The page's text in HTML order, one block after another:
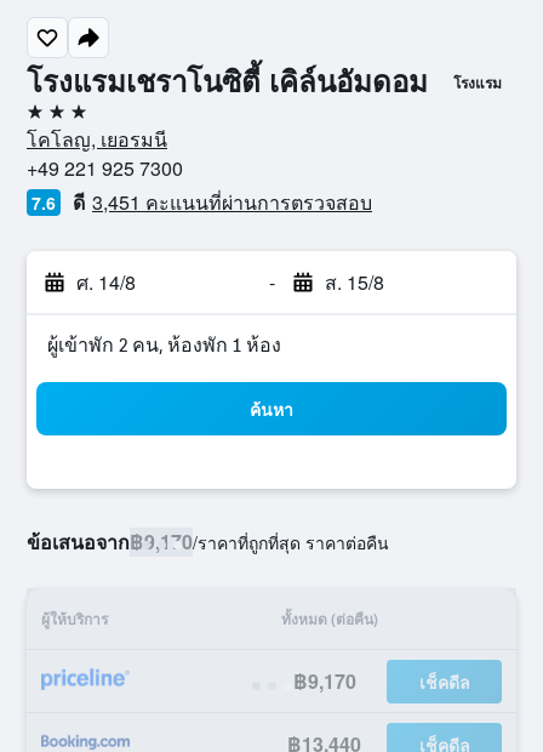
โรงแรมเชราโนซิตี้ เคิล์นอัมดอม โรงแรม
3 ดาว
โคโลญ, เยอรมนี
+49 221 925 7300
7.6 ดี 3,451 คะแนนที่ผ่านการตรวจสอบ
ศ. 14/8 - ส. 15/8
ผู้เข้าพัก 2 คน, ห้องพัก 1 ห้อง
ค้นหา
ข้อเสนอจาก฿9,170/ราคาที่ถูกที่สุด ราคาต่อคืน
ผู้ให้บริการ ทั้งหมด (ต่อคืน)
฿9,170 เช็คดีล
฿13,440 เช็คดีล